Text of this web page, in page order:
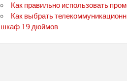
Как правильно использовать
Как выбрать
шкаф 19 дюймов